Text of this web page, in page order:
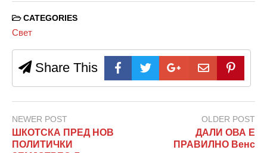
CATEGORIES
Свет
Share This
NEWER POST
ШКОТСКА ПРЕД НОВ
ПОЛИТИЧКИ
OLDER POST
ДАЛИ ОВА Е
ПРАВИЛНО Венс